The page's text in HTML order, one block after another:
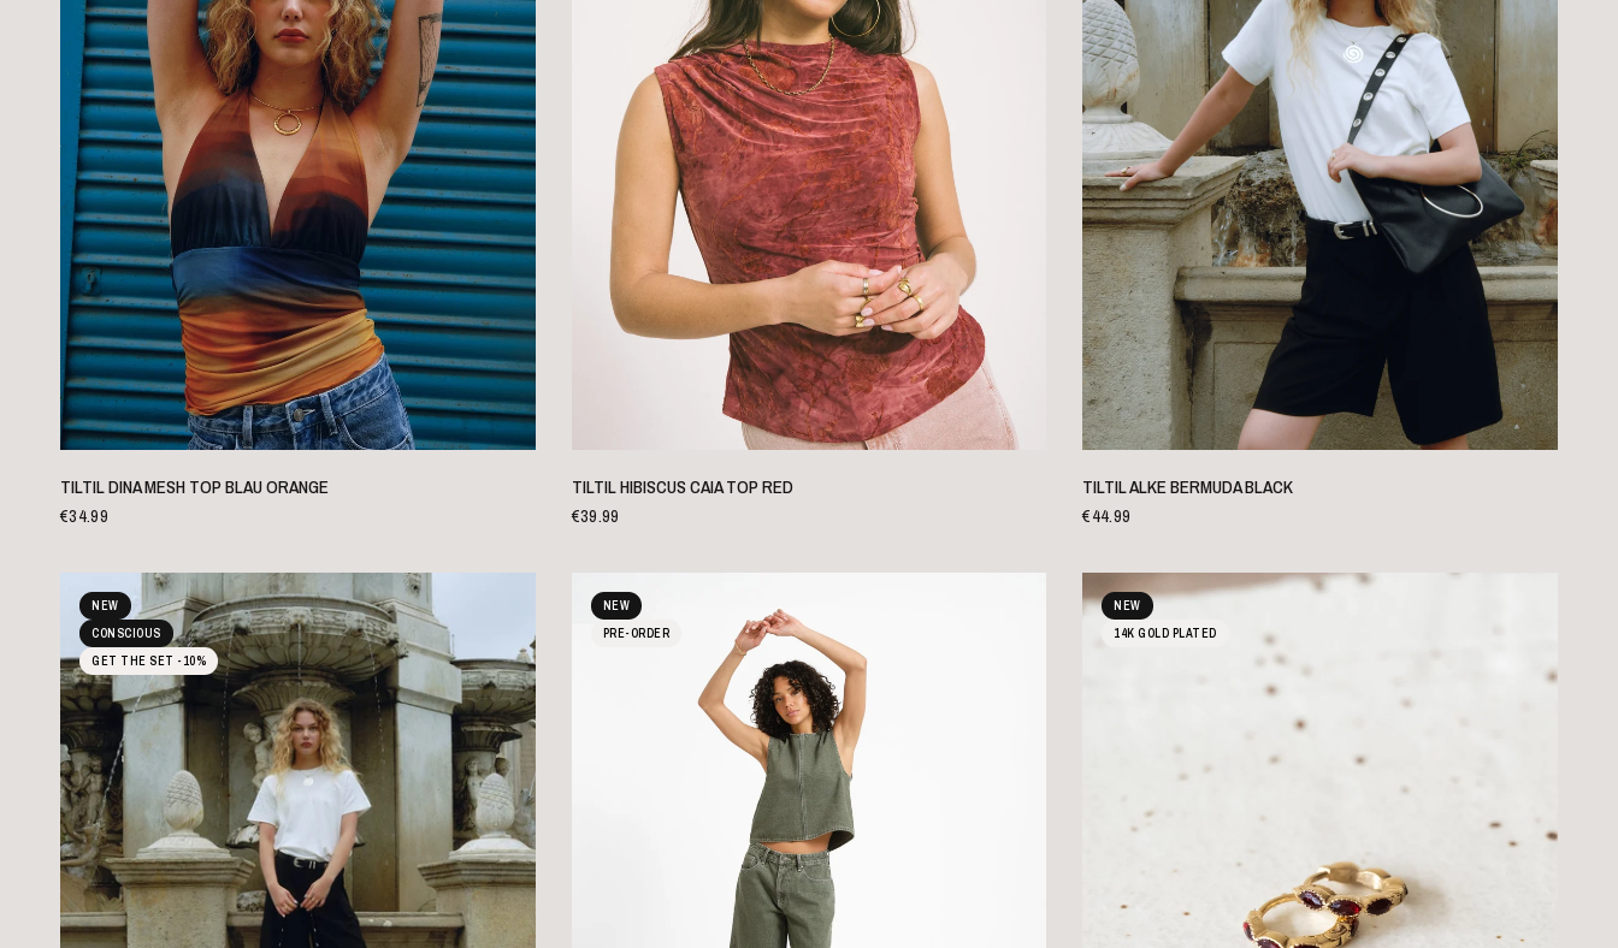
TILTIL DINA MESH TOP BLAU ORANGE
€34.99
TILTIL HIBISCUS CAIA TOP RED
€39.99
TILTIL ALKE BERMUDA BLACK
€44.99
NEW
CONSCIOUS
GET THE SET -10%
NEW
PRE-ORDER
NEW
14K GOLD PLATED